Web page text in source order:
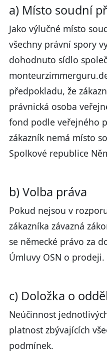
a) Místo soudní
Jako výlučné místo
všechny právní spory
dohodnuto sídlo
předpokladu, že
právnická osoba
fond podle veřejného
zákazník nemá místo
Spolkové republice
b) Volba práva
Pokud nejsou v
zákazníka závazná
se německé právo za
Úmluvy OSN o prodeji.
c) Doložka o
Neúčinnost
platnost zbývajících
podmínek.